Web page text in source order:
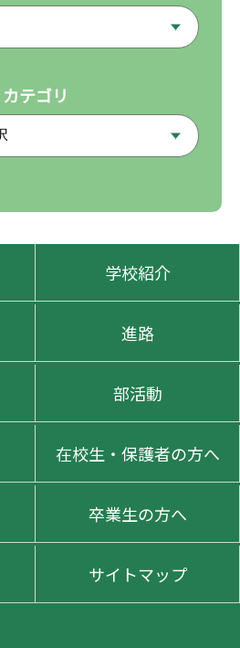
カテゴリ
学校紹介
進路
部活動
在校生・保護者の方へ
卒業生の方へ
サイトマップ